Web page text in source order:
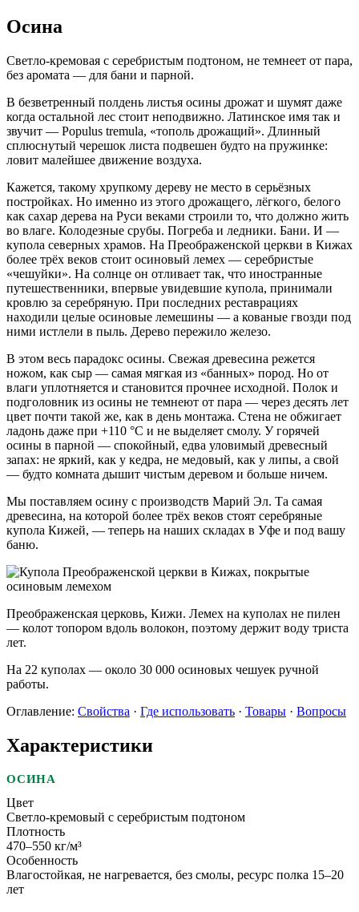
Осина
Светло-кремовая с серебристым подтоном, не темнеет от пара,
без аромата — для бани и парной.
В безветренный полдень листья осины дрожат и шумят даже
когда остальной лес стоит неподвижно. Латинское имя так и
звучит — Populus tremula, «тополь дрожащий». Длинный
сплюснутый черешок листа подвешен будто на пружинке:
ловит малейшее движение воздуха.
Кажется, такому хрупкому дереву не место в серьёзных
постройках. Но именно из этого дрожащего, лёгкого, белого
как сахар дерева на Руси веками строили то, что должно жить
во влаге. Колодезные срубы. Погреба и ледники. Бани. И —
купола северных храмов. На Преображенской церкви в Кижах
более трёх веков стоит осиновый лемех — серебристые
«чешуйки». На солнце он отливает так, что иностранные
путешественники, впервые увидевшие купола, принимали
кровлю за серебряную. При последних реставрациях
находили целые осиновые лемешины — а кованые гвозди под
ними истлели в пыль. Дерево пережило железо.
В этом весь парадокс осины. Свежая древесина режется
ножом, как сыр — самая мягкая из «банных» пород. Но от
влаги уплотняется и становится прочнее исходной. Полок и
подголовник из осины не темнеют от пара — через десять лет
цвет почти такой же, как в день монтажа. Стена не обжигает
ладонь даже при +110 °C и не выделяет смолу. У горячей
осины в парной — спокойный, едва уловимый древесный
запах: не яркий, как у кедра, не медовый, как у липы, а свой
— будто комната дышит чистым деревом и больше ничем.
Мы поставляем осину с производств Марий Эл. Та самая
древесина, на которой более трёх веков стоят серебряные
купола Кижей, — теперь на наших складах в Уфе и под вашу
баню.
Преображенская церковь, Кижи. Лемех на куполах не пилен
— колот топором вдоль волокон, поэтому держит воду триста
лет.
На 22 куполах — около 30 000 осиновых чешуек ручной
работы.
Оглавление: Свойства · Где использовать · Товары · Вопросы
Характеристики
ОСИНА
Цвет
Светло-кремовый с серебристым подтоном
Плотность
470–550 кг/м³
Особенность
Влагостойкая, не нагревается, без смолы, ресурс полка 15–20
лет